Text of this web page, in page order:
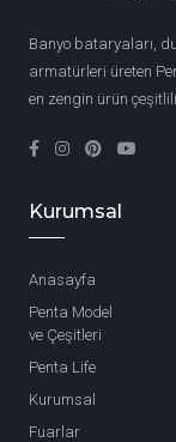
Banyo bataryaları,
armatürleri üreten
en zengin ürün
Kurumsal
Anasayfa
Penta Model
ve Çeşitleri
Penta Life
Kurumsal
Fuarlar